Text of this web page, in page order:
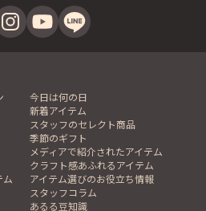
今日は何の日
新着アイテム
スタッフのセレクト商品
季節のギフト
メディアで紹介されたアイテム
クラフト感あふれるアイテム
ム
アイテム選びのお役立ち情報
スタッフコラム
あるる豆知識